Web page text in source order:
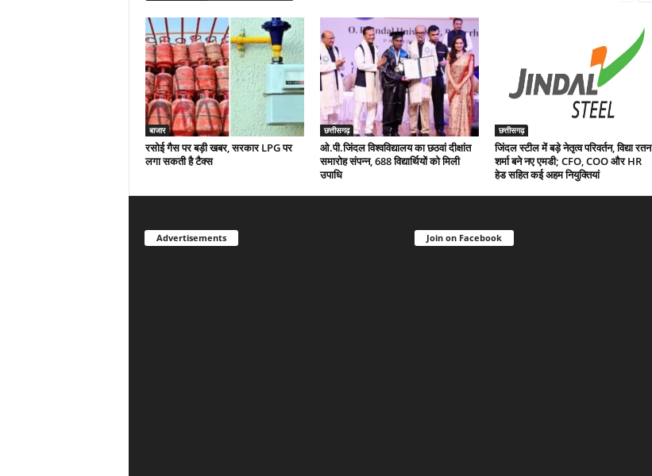
बाजार
रसोई गैस पर बड़ी खबर, सरकार LPG पर
लगा सकती है टैक्स
छत्तीसगढ़
ओ.पी.जिंदल विश्वविद्यालय का छठवां दीक्षांत
समारोह संपन्न, 688 विद्यार्थियों को मिली
उपाधि
छत्तीसगढ़
जिंदल स्टील में बड़े नेतृत्व परिवर्तन, विद्या रतन
शर्मा बने नए एमडी; CFO, COO और HR
हेड सहित कई अहम नियुक्तियां
Advertisements Join on Facebook